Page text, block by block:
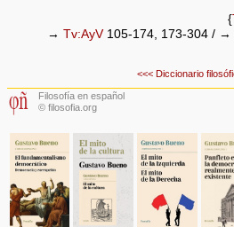
{
→ Tv:AyV105-174, 173-304 / →
<<< Diccionario
Filosofía en español
© filosofia.org